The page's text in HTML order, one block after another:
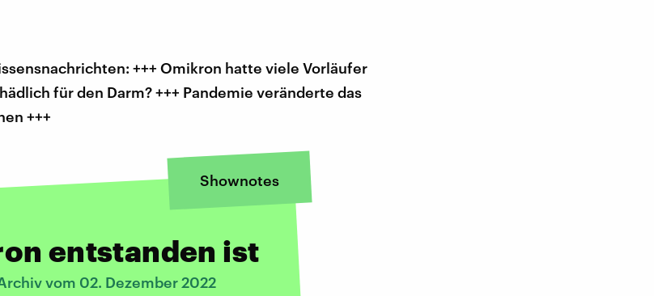
+++ Omikron hatte viele Vorläufer
für den Darm? +++ Pandemie veränderte das
+++
Shownotes
entstanden ist
vom 02. Dezember 2022